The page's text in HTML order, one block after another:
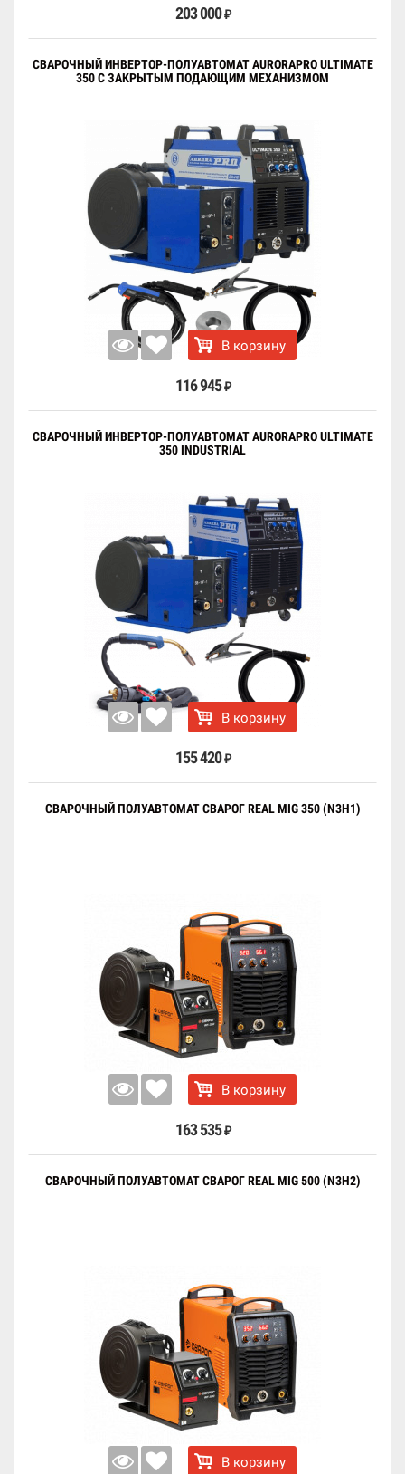
203 000 ₽
СВАРОЧНЫЙ ИНВЕРТОР-ПОЛУАВТОМАТ AURORAPRO ULTIMATE
350 С ЗАКРЫТЫМ ПОДАЮЩИМ МЕХАНИЗМОМ
В корзину
116 945 ₽
СВАРОЧНЫЙ ИНВЕРТОР-ПОЛУАВТОМАТ AURORAPRO ULTIMATE
350 INDUSTRIAL
В корзину
155 420 ₽
СВАРОЧНЫЙ ПОЛУАВТОМАТ СВАРОГ REAL MIG 350 (N3H1)
В корзину
163 535 ₽
СВАРОЧНЫЙ ПОЛУАВТОМАТ СВАРОГ REAL MIG 500 (N3H2)
В корзину